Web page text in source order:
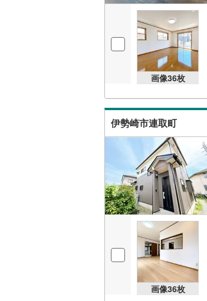
画像36枚
伊勢崎市連取町
画像36枚
地下鉄